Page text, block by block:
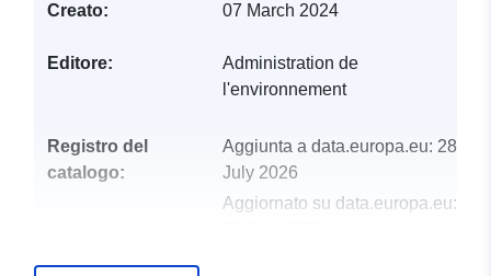
Creato: 07 March 2024
Editore:
Administration de
l'environnement
Registro del
catalogo:
Aggiunta a data.europa.eu: 28
July 2026
Aggiornato su data.europa.eu: